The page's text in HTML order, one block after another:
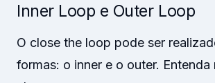
Inner Loop e Outer Loop
O close the loop pode ser
formas: o inner e o outer. Entenda